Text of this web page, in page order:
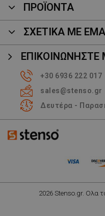
ΠΡΟΪΌΝΤΑ
ΣΧΕΤΙΚΑ ΜΕ
+30 6936 222 017
sales@stenso.gr
Δευτέρα -
2026 Stenso.gr. Ολα